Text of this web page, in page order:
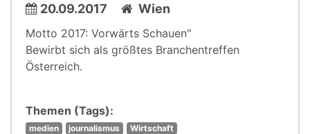
20.09.2017 Wien
Motto 2017: Vorwärts Schauen"
Bewirbt sich als größtes Branchentreffen
Österreich.
Themen (Tags):
medien journalismus Wirtschaft